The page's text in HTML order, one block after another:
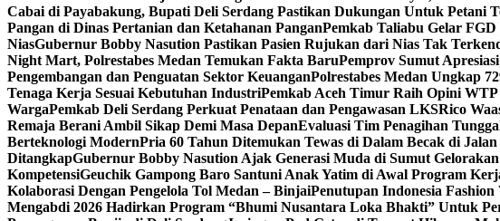
Cabai di Payabakung, Bupati Deli Serdang Pastikan Dukungan Untuk Petani
Pangan di Dinas Pertanian dan Ketahanan PanganPemkab Taliabu Gelar
NiasGubernur Bobby Nasution Pastikan Pasien Rujukan dari Nias Tak
Night Mart, Polrestabes Medan Temukan Fakta BaruPemprov Sumut
Pengembangan dan Penguatan Sektor KeuanganPolrestabes Medan Ungkap
Tenaga Kerja Sesuai Kebutuhan IndustriPemkab Aceh Timur Raih Opini
WargaPemkab Deli Serdang Perkuat Penataan dan Pengawasan LKSRico
Remaja Berani Ambil Sikap Demi Masa DepanEvaluasi Tim Penagihan
Berteknologi ModernPria 60 Tahun Ditemukan Tewas di Dalam Becak di
DitangkapGubernur Bobby Nasution Ajak Generasi Muda di Sumut Gelorakan
KompetensiGeuchik Gampong Baro Santuni Anak Yatim di Awal Program
Kolaborasi Dengan Pengelola Tol Medan – BinjaiPenutupan Indonesia
Mengabdi 2026 Hadirkan Program “Bhumi Nusantara Loka Bhakti” Untuk